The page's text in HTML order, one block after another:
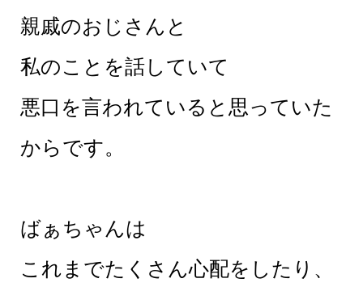
親戚のおじさんと
私のことを話していて
悪口を言われていると思っていた
からです。
ばぁちゃんは
これまでたくさん心配をしたり、